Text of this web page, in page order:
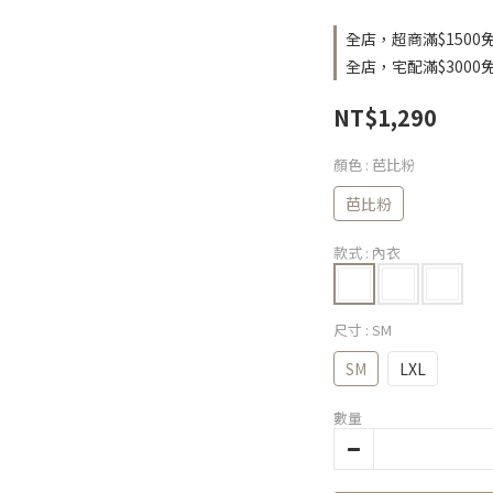
全店，超商滿$1500
全店，宅配滿$3000
NT$1,290
顏色 : 芭比粉
芭比粉
款式 : 內衣
尺寸 : SM
SM LXL
數量